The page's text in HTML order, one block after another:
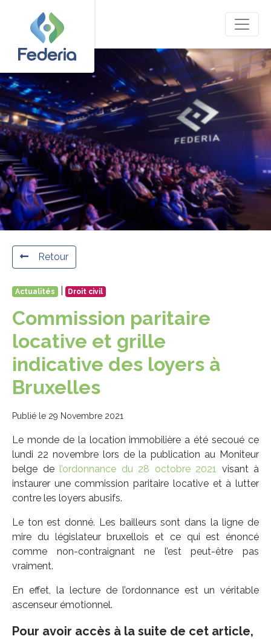
Retour
Actualités | Droit civil
Commission paritaire
locative et grille
indicative des loyers à
Bruxelles
Publié le 29 Novembre 2021
Le monde de la location immobilière a été secoué ce
lundi 22 novembre lors de la publication au Moniteur
belge de l’ordonnance du 28 octobre 2021 visant à
instaurer une commission paritaire locative et à lutter
contre les loyers abusifs.
Le ton est donné. Les bailleurs sont dans la ligne de
mire du législateur bruxellois et ce qui est énoncé
comme non-contraignant ne l’est peut-être pas
vraiment.
En effet, la lecture de l’ordonnance est un véritable
ascenseur émotionnel.
Pour avoir accès à la suite de cet article,